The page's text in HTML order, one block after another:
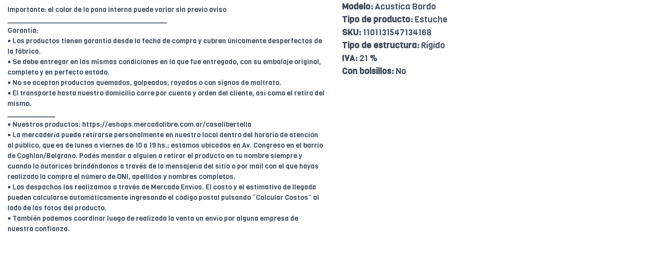
Importante: el color de la pana interna puede variar sin previo aviso
________________________________________
Garantía:
• Los productos tienen garantía desde la fecha de compra y cubren únicamente desperfectos de
la fábrica.
• Se debe entregar en las mismas condiciones en la que fue entregado, con su embalaje original,
completo y en perfecto estado.
• No se aceptan productos quemados, golpeados, rayados o con signos de maltrato.
• El transporte hasta nuestro domicilio corre por cuenta y orden del cliente, así como el retiro del
mismo.
____________
• Nuestros productos: https://eshops.mercadolibre.com.ar/casalibertella
• La mercadería puede retirarse personalmente en nuestro local dentro del horario de atención
al público, que es de lunes a viernes de 10 a 19 hs.; estamos ubicados en Av. Congreso en el barrio
de Coghlan/Belgrano. Podés mandar a alguien a retirar el producto en tu nombre siempre y
cuando lo autorices brindándonos a través de la mensajería del sitio o por mail con el que hayas
realizado la compra el número de DNI, apellidos y nombres completos.
• Los despachos los realizamos a través de Mercado Envíos. El costo y el estimativo de llegada
pueden calcularse automáticamente ingresando el código postal pulsando “Calcular Costos” al
lado de las fotos del producto.
• También podemos coordinar luego de realizada la venta un envío por alguna empresa de
nuestra confianza.
Modelo:Acustica Bordo
Tipo de producto: Estuche
SKU: 1101131547134168
Tipo de estructura: Rígido
IVA: 21 %
Con bolsillos: No